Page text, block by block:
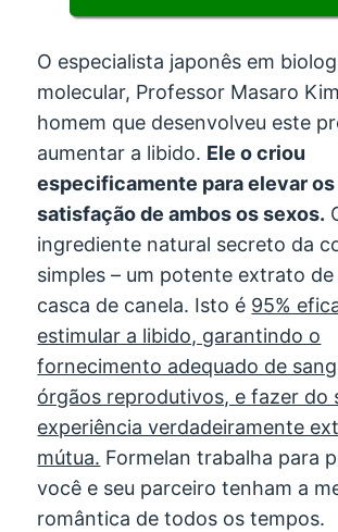
O especialista japonês em
molecular, Professor Masaro
homem que desenvolveu este
aumentar a libido. Ele o criou
especificamente para elevar
satisfação de ambos os sexos.
ingrediente natural secreto da
simples – um potente extrato
casca de canela. Isto é 95%
estimular a libido, garantindo o
fornecimento adequado de
órgãos reprodutivos, e fazer do
experiência verdadeiramente
mútua. Formelan trabalha para
você e seu parceiro tenham a
romântica de todos os tempos.